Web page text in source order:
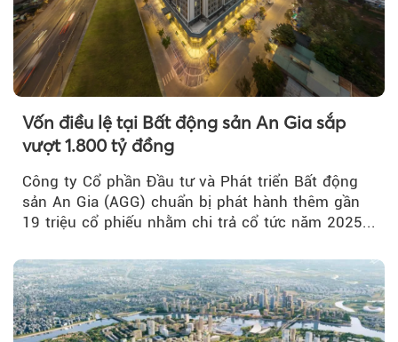
Vốn điều lệ tại Bất động sản An Gia sắp
vượt 1.800 tỷ đồng
Công ty Cổ phần Đầu tư và Phát triển Bất động
sản An Gia (AGG) chuẩn bị phát hành thêm gần
19 triệu cổ phiếu nhằm chi trả cổ tức năm 2025...